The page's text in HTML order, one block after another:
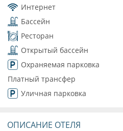
Интернет
Бассейн
Ресторан
Открытый бассейн
Охраняемая парковка
Платный трансфер
Уличная парковка
ОПИСАНИЕ ОТЕЛЯ